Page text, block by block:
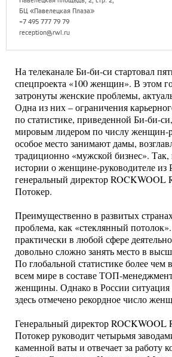
БЦ «Павелецкая Плаза»
+7 495 777 79 79
reception@rwl.ru
На телеканале Би-би-си стартовал
спецпроекта «100 женщин». В этом
затронуты женские проблемы,
Одна из них – ограничения
по статистике, приведенной Би-би-
мировым лидером по числу женщин-
особое место занимают дамы,
традиционно «мужской бизнес». Так,
истории о женщине-руководителе из
генеральный директор ROCKWOOL
Потокер.
Преимущественно в развитых
проблема, как «стеклянный
практически в любой сфере
довольно сложно занять место в
По глобальной статистике более чем
всем мире в составе ТОП-
женщины. Однако в России ситуация
здесь отмечено рекордное число
Генеральный директор ROCKWOOL
Потокер руководит четырьмя
каменной ваты и отвечает за работу